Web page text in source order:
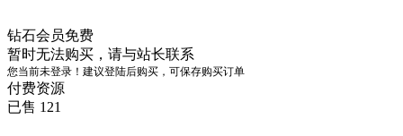
钻石会员免费
暂时无法购买，请与站长联系
您当前未登录！建议登陆后购买，可保存购买订单
付费资源
已售 121